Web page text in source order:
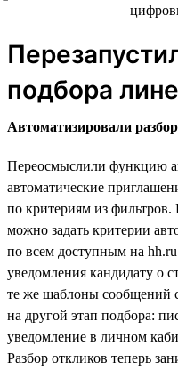
подбора
Автоматизировали
Переосмыслили функцию
автоматические
по критериям из
можно задать критерии
по всем доступным на
уведомления кандидату о
те же шаблоны сообщений
на другой этап подбора:
уведомление в личном
Разбор откликов теперь